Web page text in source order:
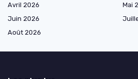
Avril 2026
Mai
Juin 2026
Août 2026